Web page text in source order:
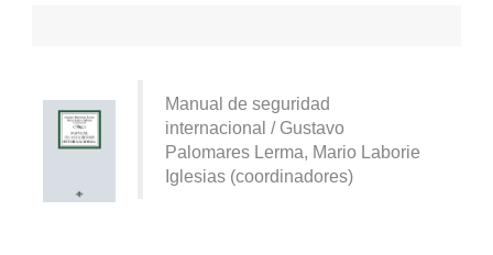
Manual de seguridad
internacional / Gustavo
Palomares Lerma, Mario Laborie
Iglesias (coordinadores)